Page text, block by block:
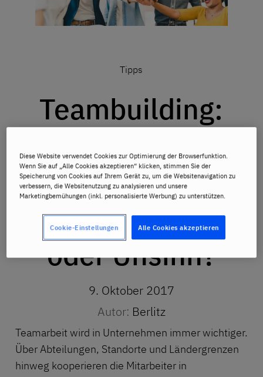
Tipps
Teambuilding:
Schlüssel zu
toller
Teamarbeit
oder Unsinn?
9. Oktober 2017
Autor: Berlitz
Teamarbeit wird in Unternehmen immer wichtiger.
Über Abteilungen, Standorte und Ländergrenzen
hinweg kooperieren die Mitarbeiter in
Diese Website verwendet Cookies zur Optimierung der Browserfunktion.
Wenn Sie auf „Alle Cookies akzeptieren“ klicken, stimmen Sie der
Speicherung von Cookies auf Ihrem Gerät zu, um die Websitenavigation zu
verbessern, die Websitenutzung zu analysieren und unsere
Marketingbemühungen (inkl. personalisierte Werbung) zu unterstützen.
Alle Cookies akzeptieren
Cookie-Einstellungen